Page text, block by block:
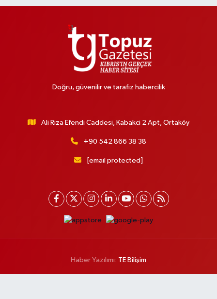
Doğru, güvenilir ve tarafız habercilik
Ali Riza Efendi Caddesi, Kabakci 2 Apt, Ortaköy
+90 542 866 38 38
[email protected]
Haber Yazılımı: TE Bilişim